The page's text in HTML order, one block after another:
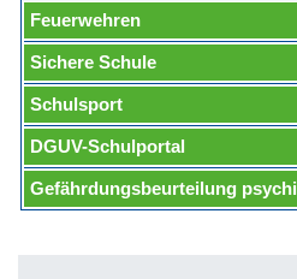
Feuerwehren
Sichere Schule
Schulsport
DGUV-Schulportal
Gefährdungsbeurteilung